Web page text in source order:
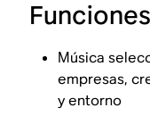
Funciones
Música
empresas,
y entorno